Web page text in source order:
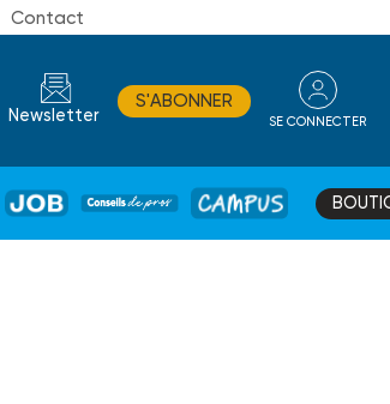
Contact
Newsletter
S'ABONNER
SE CONNECTER
JOB
DE
CAMPUS